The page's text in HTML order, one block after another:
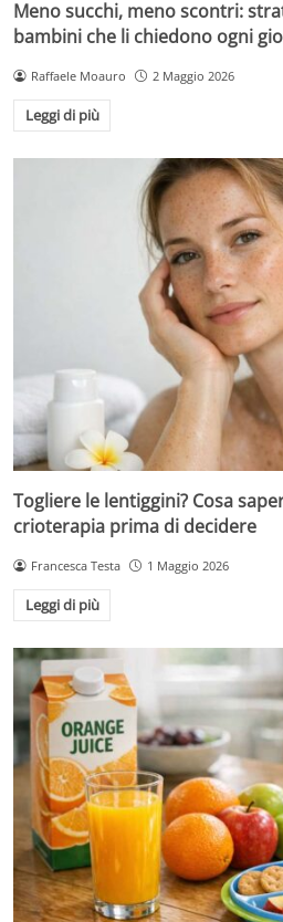
Meno succhi, meno scontri:
bambini che li chiedono ogni
Raffaele Moauro 2 Maggio 2026
Leggi di più
Togliere le lentiggini? Cosa
crioterapia prima di decidere
Francesca Testa 1 Maggio 2026
Leggi di più